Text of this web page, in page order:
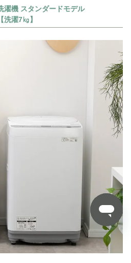
濯機 スタンダードモデル
【洗濯7㎏】